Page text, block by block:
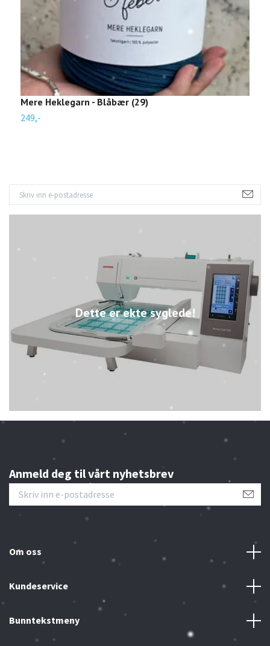
Dette er ekte syglede!
Mere Heklegarn - Blåbær (29)
249,-
Anmeld deg til vårt nyhetsbrev
Om oss
Kundeservice
Bunntekstmeny